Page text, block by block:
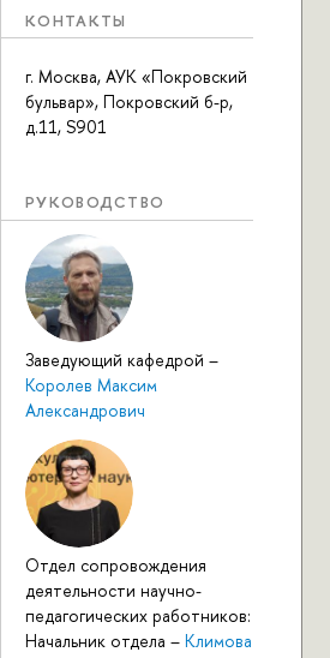
КОНТАКТЫ
г. Москва, АУК «Покровский
бульвар», Покровский б-р,
д.11, S901
РУКОВОДСТВО
Заведующий кафедрой –
Королев Максим
Александрович
Отдел сопровождения
деятельности научно-
педагогических работников:
Начальник отдела – Климова